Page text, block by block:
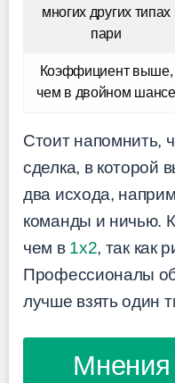
многих других типах
пари
Коэффициент выше,
чем в двойном шансе
Стоит напомнить,
сделка, в которой
два исхода,
команды и ничью.
чем в 1х2, так как
Профессионалы
лучше взять один
Мнения